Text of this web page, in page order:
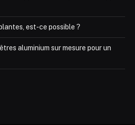
est-ce possible ?
aluminium sur mesure pour un